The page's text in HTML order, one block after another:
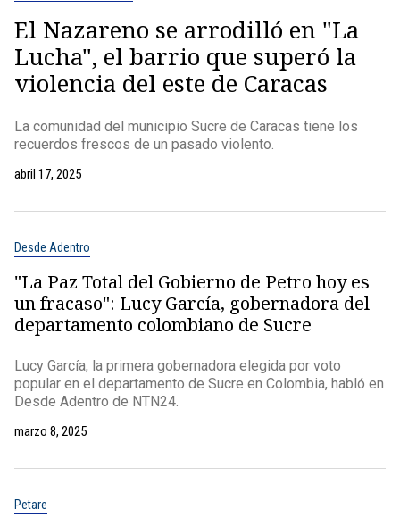
El Nazareno se arrodilló en "La
Lucha", el barrio que superó la
violencia del este de Caracas
La comunidad del municipio Sucre de Caracas tiene los
recuerdos frescos de un pasado violento.
abril 17, 2025
Desde Adentro
"La Paz Total del Gobierno de Petro hoy es
un fracaso": Lucy García, gobernadora del
departamento colombiano de Sucre
Lucy García, la primera gobernadora elegida por voto
popular en el departamento de Sucre en Colombia, habló en
Desde Adentro de NTN24.
marzo 8, 2025
Petare